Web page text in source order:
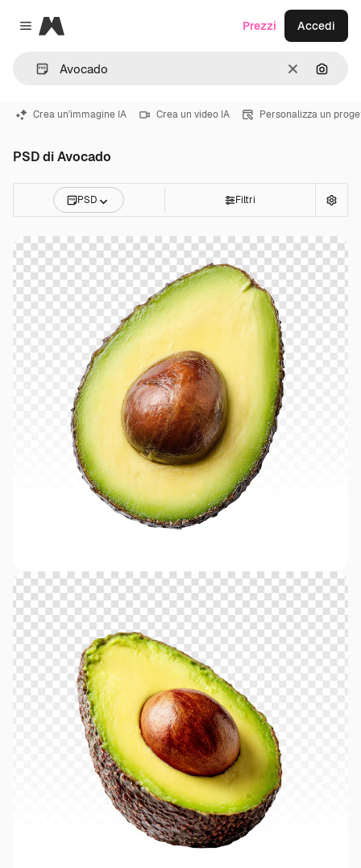
Close menu
Magnific
CancellaCerca
Prezzi Accedi
Crea un'immagine IA Crea un video IA Personalizza un
PSD di Avocado
PSD Filtri